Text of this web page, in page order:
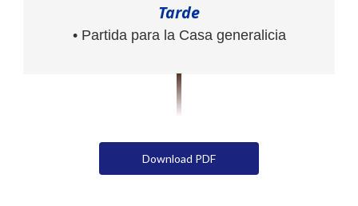
Tarde
• Partida para la Casa generalicia
Download PDF